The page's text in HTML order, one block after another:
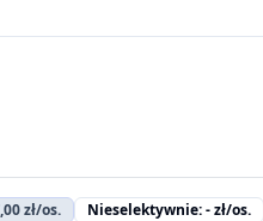
zł/os. Nieselektywnie: - zł/os.